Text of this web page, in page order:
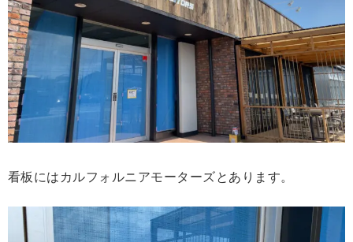
看板にはカルフォルニアモーターズとあります。